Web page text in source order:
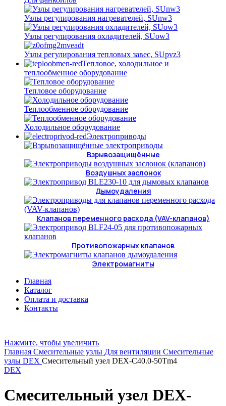
Узлы регулирования нагревателей, SUnw3
Узлы регулирования охладителей, SUow3
Узлы регулирования тепловых завес, SUpvz3
Тепловое, холодильное и
теплообменное оборудование
Тепловое оборудование
Теплообменное оборудование
Холодильное оборудование
Электроприводы
Взрывозащищённые
Воздушных заслонок
Дымоудаления
Клапанов переменного расхода (VAV-клапанов)
Противопожарных клапанов
Электромагниты
Главная
Каталог
Оплата и доставка
Контакты
Нажмите, чтобы увеличить
Главная Смесительные узлы Для вентиляции Смесительные
узлы DEX Смесительный узел DEX-C40.0-50Tm4
DEX
Смесительный узел DEX-